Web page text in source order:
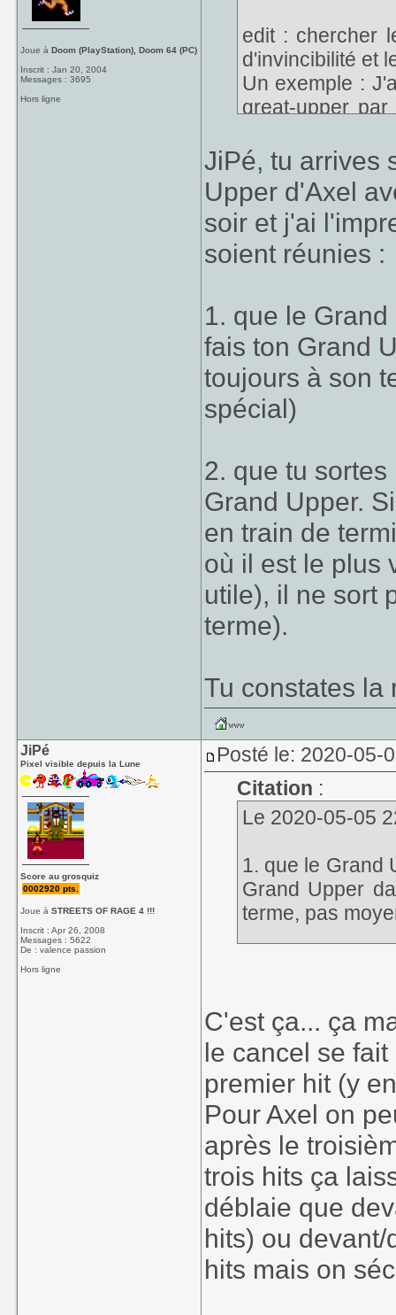
Joue àDoom (PlayStation), Doom 64 (PC)
Inscrit : Jan 20, 2004
Messages : 3695
Hors ligne
edit : chercher
d'invincibilité et
Un exemple :
great-upper
Le coup étant
on a le temps
spéciale
longtemps) ou
JiPé, tu arrives
Upper d'Axel
soir et j'ai
soient réunies :
1. que le
fais ton Grand
toujours à son
spécial)
2. que tu
Grand Upper.
en train de
où il est le plus
utile), il ne sort
terme).
Tu constates la
JiPé
Pixel visible depuis la Lune
Score au grosquiz
0002920 pts.
Joue àSTREETS OF RAGE 4 !!!
Inscrit : Apr 26, 2008
Messages : 5622
De : valence passion
Hors ligne
Posté le: 2020-05-
Citation :
Le 2020-05-05
1. que le Grand
Grand Upper
terme, pas
terminer son
vulnérable,
le Grand Upper
Tu constates la
C'est ça... ça
le cancel se
premier hit (y
Pour Axel on
après le
trois hits ça
déblaie que
hits) ou
hits mais on